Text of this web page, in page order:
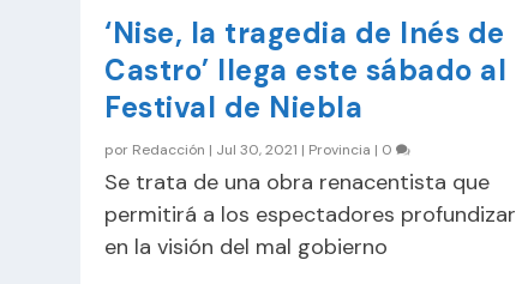
‘Nise, la tragedia de Inés de
Castro’ llega este sábado al
Festival de Niebla
por Redacción | Jul 30, 2021 | Provincia | 0
Se trata de una obra renacentista que
permitirá a los espectadores profundizar
en la visión del mal gobierno